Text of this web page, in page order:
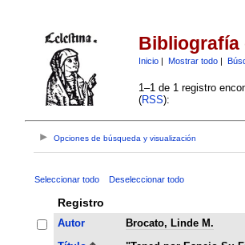
Bibliografía
Inicio| Mostrar todo|
1–1 de 1 registro
(RSS):
Opciones de búsqueda y visualización
Seleccionar todo Deseleccionar todo
Registro
Autor
Brocato, Linde M.